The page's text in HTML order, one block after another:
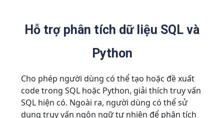
Hỗ trợ phân tích dữ liệu SQL và
Python
Cho phép người dùng có thể tạo hoặc đề xuất
code trong SQL hoặc Python, giải thích truy vấn
SQL hiện có. Ngoài ra, người dùng có thể sử
dụng truy vấn ngôn ngữ tự nhiên để phân tích